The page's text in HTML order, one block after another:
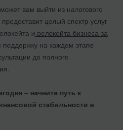
вам выйти из налогового
целый спектр услуг
и релокейта бизнеса за
на каждом этапе
до полного
– начните путь к
стабильности в